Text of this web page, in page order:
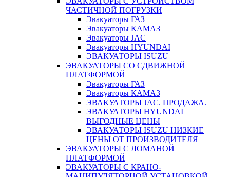
ЧАСТИЧНОЙ ПОГРУЗКИ
Эвакуаторы ГАЗ
Эвакуаторы КАМАЗ
Эвакуаторы JAC
Эвакуаторы HYUNDAI
ЭВАКУАТОРЫ ISUZU
ЭВАКУАТОРЫ СО СДВИЖНОЙ
ПЛАТФОРМОЙ
Эвакуаторы ГАЗ
Эвакуаторы КАМАЗ
ЭВАКУАТОРЫ JAC. ПРОДАЖА.
ЭВАКУАТОРЫ HYUNDAI
ВЫГОДНЫЕ ЦЕНЫ
ЭВАКУАТОРЫ ISUZU НИЗКИЕ
ЦЕНЫ ОТ ПРОИЗВОДИТЕЛЯ
ЭВАКУАТОРЫ С ЛОМАНОЙ
ПЛАТФОРМОЙ
ЭВАКУАТОРЫ С КРАНО-